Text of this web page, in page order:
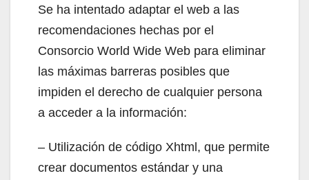
Se ha intentado adaptar el web a las
recomendaciones hechas por el
Consorcio World Wide Web para eliminar
las máximas barreras posibles que
impiden el derecho de cualquier persona
a acceder a la información:
– Utilización de código Xhtml, que permite
crear documentos estándar y una